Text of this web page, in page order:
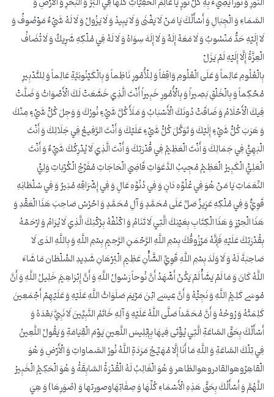
السَّمَاءِ وَ الْجِبَالِ وَ أَسْأَلُكَ يَا مَنْ لَا يَفْنَى وَ لَا يَبِيدُ وَ لَا يَزُولُ وَ لَا لَهُ شَيْ‏ءٌ مَوْصُوفٌ وَ
لَا إِلَيْهِ حَدٌّ مَنْسُوبٌ وَ لَا مَعَهُ إِلَهٌ وَ لَا إِلَهَ سِوَاهُ وَ لَا لَهُ فِي مُلْكِهِ شَرِيكٌ وَ لَا تُضَافُ
الْعِزَّةُ إِلَّا إِلَيْهِ لَمْ يَزَلْ
بِالْعُلُومِ عَالِماً وَ عَلَى الْعُلُومِ وَاقِفاً وَ لِلْأُمُورِ نَاظِماً وَ بِالْكَيْنُونِيَّةِ عَالِماً وَ لِلتَّدْبِيرِ
مُحْكِماً وَ بِالْخَلْقِ بَصِيراً وَ بِالْأُمُورِ خَبِيراً أَنْتَ الَّذِي خَشَعَتْ لَكَ الْأَصْوَاتُ وَ ضَلَّتْ
فِيكَ الْأَحْلَامُ وَ ضَاقَتْ دُونَكَ الْأَسْبَابُ وَ مَلَأَ كُلَّ شَيْ‏ءٍ نُورُكَ وَ وَجِلَ كُلُّ شَيْ‏ءٍ مِنْكَ
وَ هَرَبَ كُلُّ شَيْ‏ءٍ إِلَيْكَ وَ تَوَكَّلَ كُلُّ شَيْ‏ءٍ عَلَيْكَ وَ أَنْتَ الرَّفِيعُ فِي جَلَالِكَ وَ أَنْتَ
الْبَهِيُّ فِي جَمَالِكَ وَ أَنْتَ الْعَظِيمُ فِي قُدْرَتِكَ وَ أَنْتَ الَّذِي لَا يُدْرِكُكَ شَيْ‏ءٌ وَ أَنْتَ
الْعَلِيُّ الْكَبِيرُ الْعَظِيمُ مُجِيبُ الدَّعَوَاتِ قَاضِي الْحَاجَاتِ مُفَرِّجُ الْكُرُبَاتِ وَلِيُّ
النِّعَمَاتِ يَا مَنْ هُوَ فِي عُلُوِّهِ دَانٍ وَ فِي دُنُوِّهِ عَالٍ وَ فِي إِشْرَاقِهِ مُنِيرٌ وَ فِي سُلْطَانِهِ
قَوِيٌّ وَ فِي مُلْكِهِ عَزِيزٌ صَلِّ عَلَى مُحَمَّدٍ وَ آلِ مُحَمَّدٍ وَ احْرُسْ صَاحِبَ هَذَا الْعَقْدِ وَ
هَذَا الْحِرْزِ وَ هَذَا الْكِتَابِ بِعَيْنِكَ الَّتِي لَا تَنَامُ وَ اكْنُفْهُ بِرُكْنِكَ الَّذِي لَا يُرَامُ وَ ارْحَمْهُ
بِقُدْرَتِكَ عَلَيْهِ فَإِنَّهُ مَرْزُوقُكَ بِسْمِ اللَّهِ الرَّحْمَنِ الرَّحِيمِ بِسْمِ اللَّهِ وَ بِاللَّهِ الذی لَا
صَاحِبَةَ لَهُ وَ لَا وَلَدَ بِسْمِ اللَّهِ قَوِيِّ الشَّأْنِ عَظِيمِ الْبُرْهَانِ شَدِيدِ السُّلْطَان مَا شَاءَ
اللَّهُ كَانَ وَ مَا لَمْ يَشَأْ لَمْ يَكُنْ أَشْهَدُ أَنَّ نُوحاً رَسُولُ اللَّهِ وَ أَنَّ إِبْرَاهِيمَ خَلِيلُ اللَّهِ وَ أَنَّ
مُوسَى كَلِيمُ اللَّهِ وَ نَجِيُّهُ وَ أَنَّ عِيسَى ابْنَ مَرْيَمَ صَلَوَاتُ اللَّهِ عَلَيْهِ وَ عَلَيْهِمْ أَجْمَعِينَ
كَلِمَتُهُ وَ رُوحُهُ وَ أَنَّ مُحَمَّداً صَلَّى اللَّهُ عَلَيْهِ وَ آلِهِ خَاتَمُ النَّبِيِّينَ لَا نَبِيَّ بَعْدَهُ وَ
أَسْأَلُكَ بِحَقِّ السَّاعَةِ الَّتِي يُؤْتَى فِيهَا بِإِبْلِيسَ اللَّعِينِ يَوْمَ الْقِيَامَةِ وَ يَقُولُ اللَّعِينُ
فِي تِلْكَ السَّاعَةِ وَ اللَّهِ مَا أَنَا إِلَّا مُهَيِّجُ مَرَدَةٍ اللَّهُ نُورُ السَّماواتِ وَ الْأَرْضِ وَ هُوَ
الْقاهِرُوهوالقادروهوالظاهر وَ هُوَ الْغَالِبُ لَهُ الْقُدْرَةُ السَّابِقَةُ وَ هُوَ الْحَكِيمُ الْخَبِيرُ
اللَّهُمَّ وَ أَسْأَلُكَ بِحَقِّ هَذِهِ الْأَسْمَاءِ كُلِّهَا وَ صِفَاتِهَاوصورتها وَ (صُوَرِهَا) وَ هِيَ